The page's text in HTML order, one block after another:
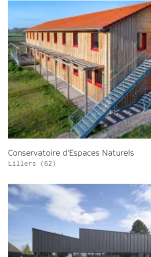
Conservatoire d'Espaces Naturels
Lillers (62)